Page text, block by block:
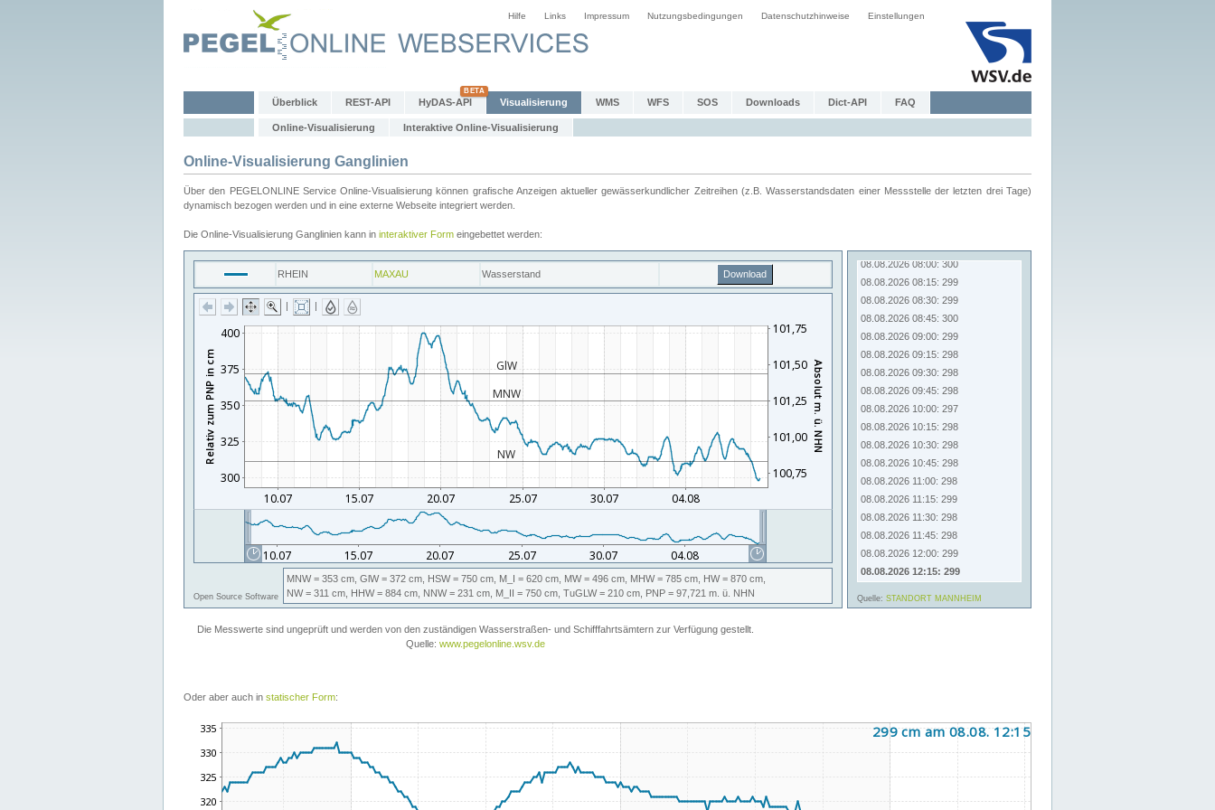
Hilfe Links Impressum Nutzungsbedingungen Datenschutzhinweise Einstellungen
Überblick REST-API HyDAS-API Visualisierung WMS WFS SOS Downloads Dict-API FAQ
Online-Visualisierung Interaktive Online-Visualisierung
Online-Visualisierung Ganglinien
Über den PEGELONLINE Service Online-Visualisierung können grafische Anzeigen aktueller gewässerkundlicher Zeitreihen (z.B. Wasserstandsdaten einer Messstelle der letzten drei Tage)
dynamisch bezogen werden und in eine externe Webseite integriert werden.
Die Online-Visualisierung Ganglinien kann in interaktiver Form eingebettet werden:
Oder aber auch in statischer Form: